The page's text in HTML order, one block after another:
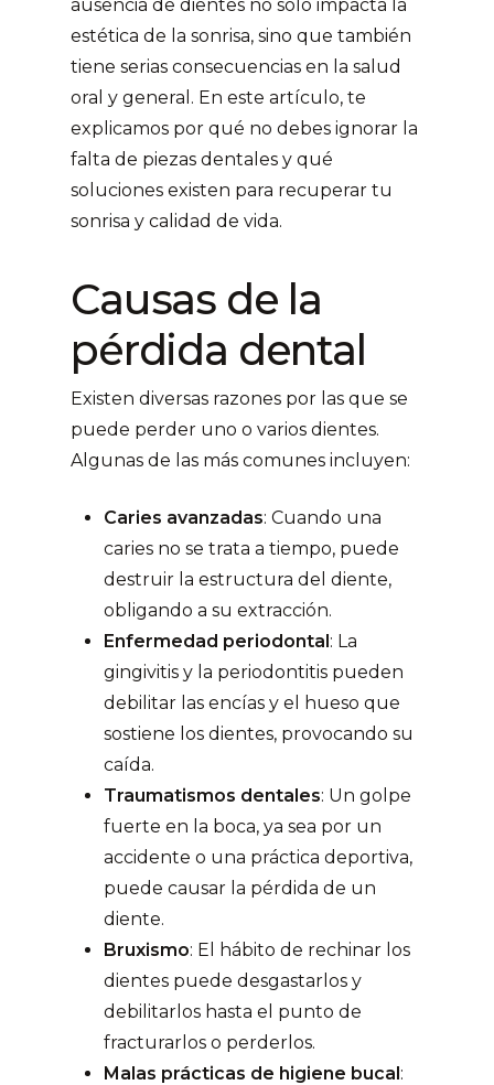
ausencia de dientes no solo impacta la
estética de la sonrisa, sino que también
tiene serias consecuencias en la salud
oral y general. En este artículo, te
explicamos por qué no debes ignorar la
falta de piezas dentales y qué
soluciones existen para recuperar tu
sonrisa y calidad de vida.
Causas de la
pérdida dental
Existen diversas razones por las que se
puede perder uno o varios dientes.
Algunas de las más comunes incluyen:
Caries avanzadas: Cuando una
caries no se trata a tiempo, puede
destruir la estructura del diente,
obligando a su extracción.
Enfermedad periodontal: La
gingivitis y la periodontitis pueden
debilitar las encías y el hueso que
sostiene los dientes, provocando su
caída.
Traumatismos dentales: Un golpe
fuerte en la boca, ya sea por un
accidente o una práctica deportiva,
puede causar la pérdida de un
diente.
Bruxismo: El hábito de rechinar los
dientes puede desgastarlos y
debilitarlos hasta el punto de
fracturarlos o perderlos.
Malas prácticas de higiene bucal: